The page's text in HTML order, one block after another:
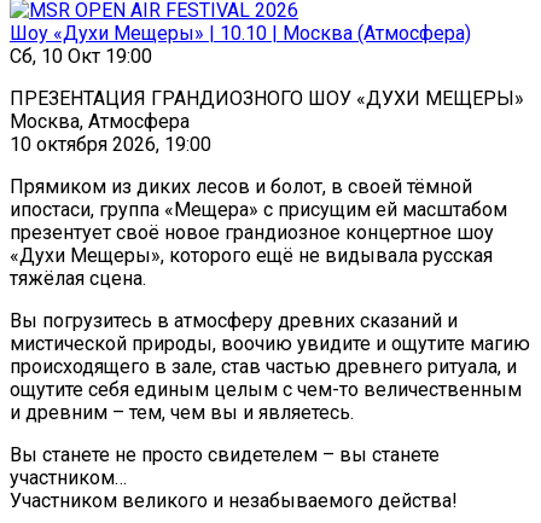
Шоу «Духи Мещеры» | 10.10 | Москва (Атмосфера)
Сб, 10 Окт 19:00
ПРЕЗЕНТАЦИЯ ГРАНДИОЗНОГО ШОУ «ДУХИ МЕЩЕРЫ»
Москва, Атмосфера
10 октября 2026, 19:00
Прямиком из диких лесов и болот, в своей тёмной
ипостаси, группа «Мещера» с присущим ей масштабом
презентует своё новое грандиозное концертное шоу
«Духи Мещеры», которого ещё не видывала русская
тяжёлая сцена.
Вы погрузитесь в атмосферу древних сказаний и
мистической природы, воочию увидите и ощутите магию
происходящего в зале, став частью древнего ритуала, и
ощутите себя единым целым с чем-то величественным
и древним – тем, чем вы и являетесь.
Вы станете не просто свидетелем – вы станете
участником…
Участником великого и незабываемого действа!